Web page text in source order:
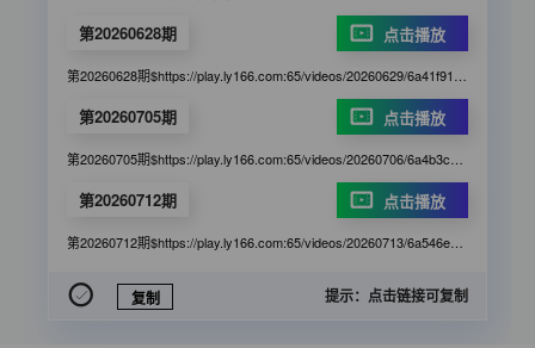
第20260628期 点击播放
第20260705期 点击播放
第20260712期 点击播放
复制 提示：点击链接可复制